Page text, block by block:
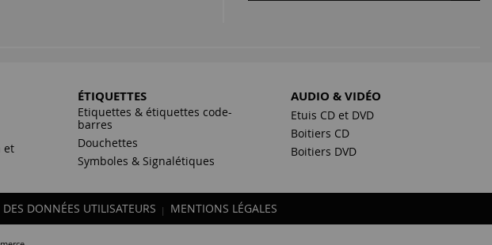
et
ÉTIQUETTES
Etiquettes & étiquettes code-
barres
Douchettes
Symboles & Signalétiques
AUDIO & VIDÉO
Etuis CD et DVD
Boitiers CD
Boitiers DVD
DONNÉES UTILISATEURS | MENTIONS LÉGALES